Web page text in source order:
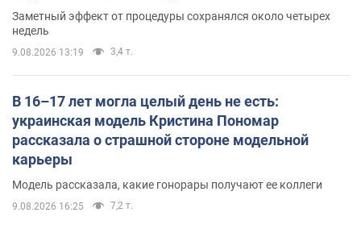
Заметный эффект от процедуры сохранялся около четырех
недель
9.08.2026 13:19 3,4 т.
В 16–17 лет могла целый день не есть:
украинская модель Кристина Пономар
рассказала о страшной стороне модельной
карьеры
Модель рассказала, какие гонорары получают ее коллеги
9.08.2026 16:25 7,2 т.